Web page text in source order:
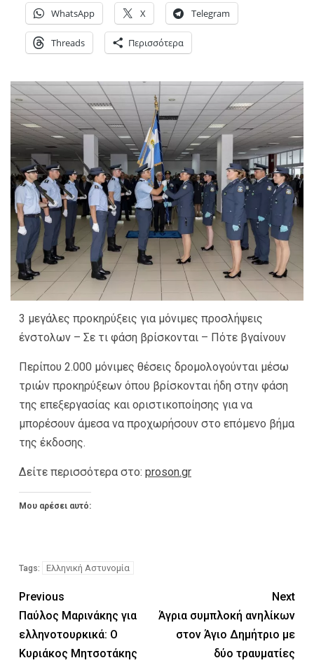
WhatsApp X Telegram
Threads Περισσότερα
3 μεγάλες προκηρύξεις για μόνιμες προσλήψεις
ένστολων – Σε τι φάση βρίσκονται – Πότε βγαίνουν
Περίπου 2.000 μόνιμες θέσεις δρομολογούνται μέσω
τριών προκηρύξεων όπου βρίσκονται ήδη στην φάση
της επεξεργασίας και οριστικοποίησης για να
μπορέσουν άμεσα να προχωρήσουν στο επόμενο βήμα
της έκδοσης.
Δείτε περισσότερα στο: proson.gr
Μου αρέσει αυτό:
Tags: Ελληνική Αστυνομία
Previous
Παύλος Μαρινάκης για
ελληνοτουρκικά: Ο
Κυριάκος Μητσοτάκης
Next
Άγρια συμπλοκή ανηλίκων
στον Άγιο Δημήτριο με
δύο τραυματίες